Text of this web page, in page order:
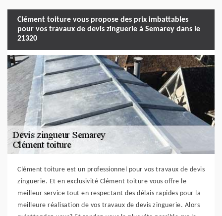
Clément toiture vous propose des prix imbattables
pour vos travaux de devis zinguerie à Semarey dans le
21320
Clément toiture est un professionnel pour vos travaux de devis
zinguerie. Et en exclusivité Clément toiture vous offre le
meilleur service tout en respectant des délais rapides pour la
meilleure réalisation de vos travaux de devis zinguerie. Alors